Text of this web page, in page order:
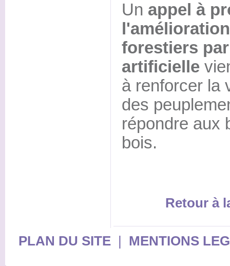
Un appel à
forestiers
artificielle
à renforcer la
des
répondre aux
bois.
Retour à
PLAN DU SITE| MENTIONS